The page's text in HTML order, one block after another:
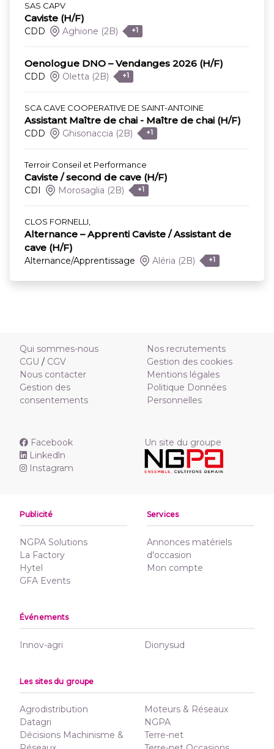
SAS CAPV
Caviste (H/F)
CDD Aghione (2B) +1
Oenologue DNO – Vendanges 2026 (H/F)
CDD Oletta (2B) +1
SCA CAVE COOPERATIVE DE SAINT-ANTOINE
Assistant Maître de chai - Maître de chai (H/F)
CDD Ghisonaccia (2B) +1
Terroir Conseil et Performance
Caviste / second de cave (H/F)
CDI Morosaglia (2B) +1
CLOS FORNELLI,
Alternance – Apprenti Caviste / Assistant de
cave (H/F)
Alternance/Apprentissage Aléria (2B) +1
Qui sommes-nous
CGU / CGV
Nous contacter
Gestion des
consentements
Nos recrutements
Gestion des cookies
Mentions légales
Politique Données
Personnelles
Facebook
Linkedln
Instagram
Un site du groupe
Publicité
NGPA Solutions
La Factory
Hytel
GFA Events
Services
Annonces matériels
d'occasion
Mon compte
Événements
Innov-agri Dionysud
Les sites du groupe
Agrodistribution
Datagri
Décisions Machinisme &
Moteurs & Réseaux
NGPA
Terre-net